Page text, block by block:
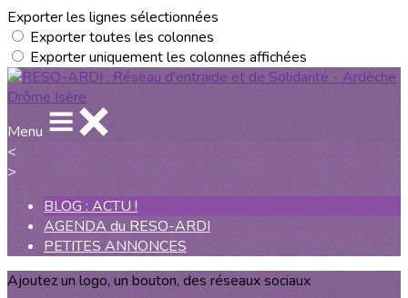
Exporter les lignes sélectionnées
Exporter toutes les colonnes
Exporter uniquement les colonnes affichées
Menu
<
>
BLOG : ACTU !
AGENDA du RESO-ARDI
PETITES ANNONCES
Ajoutez un logo, un bouton, des réseaux sociaux